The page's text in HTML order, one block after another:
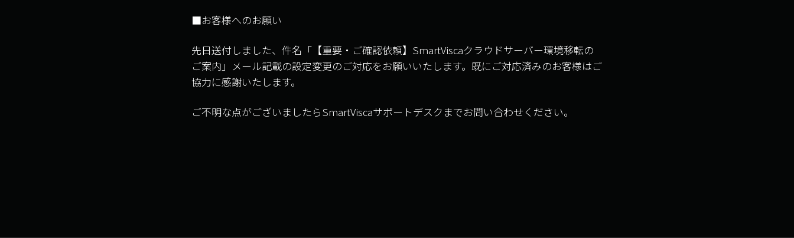
■お客様へのお願い
先日送付しました、件名「【重要・ご確認依頼】SmartViscaクラウドサーバー環境移転の
ご案内」メール記載の設定変更のご対応をお願いいたします。既にご対応済みのお客様はご
協力に感謝いたします。
ご不明な点がございましたらSmartViscaサポートデスクまでお問い合わせください。